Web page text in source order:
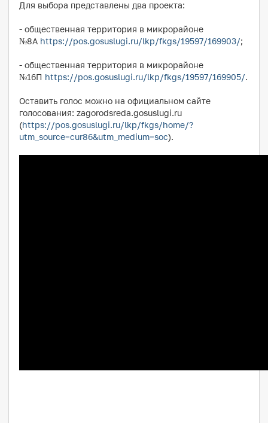
Для выбора представлены два проекта:
- общественная территория в микрорайоне
№8А https://pos.gosuslugi.ru/lkp/fkgs/19597/169903/;
- общественная территория в микрорайоне
№16П https://pos.gosuslugi.ru/lkp/fkgs/19597/169905/.
Оставить голос можно на официальном сайте
голосования: zagorodsreda.gosuslugi.ru
(https://pos.gosuslugi.ru/lkp/fkgs/home/?
utm_source=cur86&utm_medium=soc).